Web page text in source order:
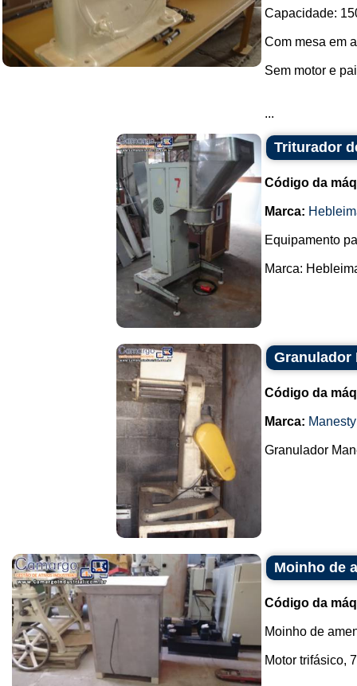
Capacidade:
Com mesa em
Sem motor e
...
Triturador
Código da
Marca:
Equipamento
Marca:
Granulador
Código da
Marca: Manesty
Granulador
Moinho de
Código da
Moinho de
Motor trifásico,